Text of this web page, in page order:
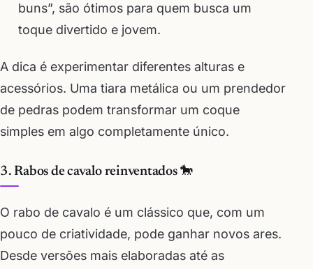
buns”, são ótimos para quem busca um
toque divertido e jovem.
A dica é experimentar diferentes alturas e
acessórios. Uma tiara metálica ou um prendedor
de pedras podem transformar um coque
simples em algo completamente único.
3. Rabos de cavalo reinventados 🐎
O rabo de cavalo é um clássico que, com um
pouco de criatividade, pode ganhar novos ares.
Desde versões mais elaboradas até as